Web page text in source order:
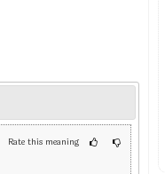
Rate this meaning